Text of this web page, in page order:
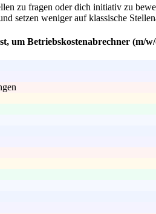
zu fragen oder dich initiativ zu
setzen weniger auf klassische
um Betriebskostenabrechner (m/